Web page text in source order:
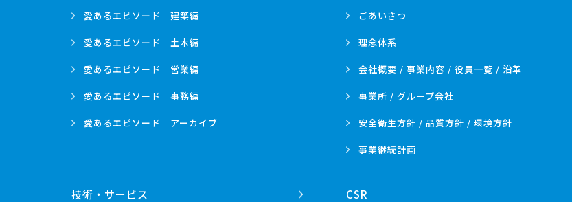
愛あるエピソード 建築編
愛あるエピソード 土木編
愛あるエピソード 営業編
愛あるエピソード 事務編
愛あるエピソード アーカイブ
ごあいさつ
理念体系
会社概要 / 事業内容 / 役員一覧 / 沿革
事業所 / グループ会社
安全衛生方針 / 品質方針 / 環境方針
事業継続計画
技術・ サービス CSR